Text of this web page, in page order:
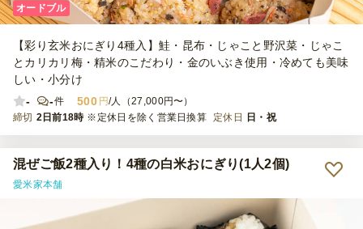
オードブル
【彩り玄米おにぎり4種入】鮭・昆布・じゃこと野沢菜・じゃこ
とカリカリ梅・精米のこだわり・金のいぶき使用・冷めても美味
しい・小分け
-
-件 500 円/人（27,000円〜）
締切 2日前18時 ※定休日を除く営業日換算 定休日 日・祝
混ぜご飯2種入り！4種の白米おにぎり(1人2個)
愛米家本舗